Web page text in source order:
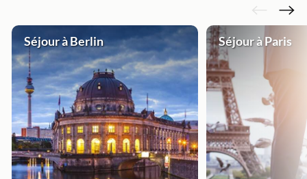
Séjour à Berlin Séjour à Paris